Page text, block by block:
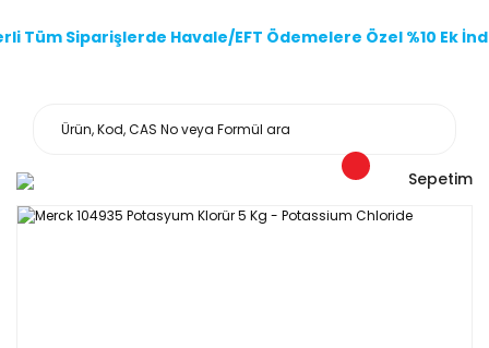
Tüm Siparişlerde Havale/EFT Ödemelere Özel %10 Ek
Sepetim